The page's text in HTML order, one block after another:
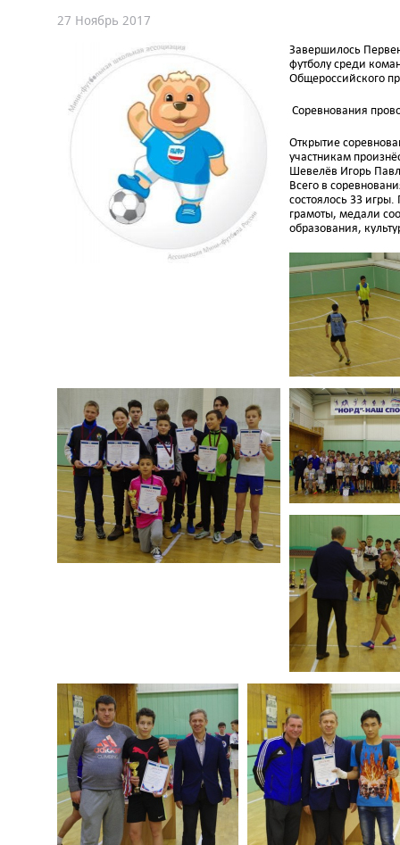
27 Ноябрь 2017
Завершилось
футболу среди
Общероссийского
Соревнования
Открытие
участникам
Шевелёв Игорь
Всего в
состоялось 33
грамоты, медали
образования,